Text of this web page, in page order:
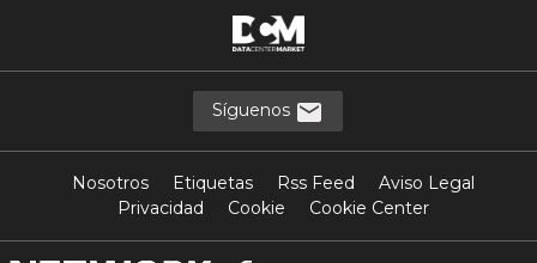
Síguenos
Nosotros Etiquetas Rss Feed
Aviso Legal
Privacidad
Cookie Cookie Center